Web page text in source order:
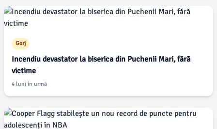
Gorj
Incendiu devastator la biserica din Puchenii Mari, fără
victime
4 luni în urmă